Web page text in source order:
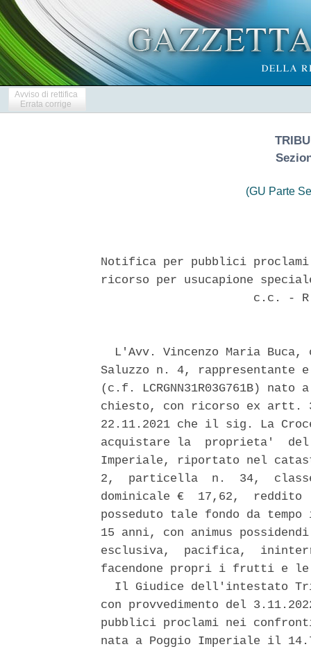
Avviso di rettifica
Errata corrige
(GU Parte
Notifica per pubblici
ricorso per usucapione
c.c. -
L'Avv. Vincenzo Maria Buca,
Saluzzo n. 4, rappresentante
(c.f. LCRGNN31R03G761B)
chiesto, con ricorso ex artt.
22.11.2021 che il sig. La
acquistare la  proprieta'
Imperiale, riportato nel
2,  particella  n.  34,
dominicale €  17,62,
posseduto tale fondo da tempo
15 anni, con animus
esclusiva,  pacifica,
facendone propri i frutti e
Il Giudice dell'intestato
con provvedimento del
pubblici proclami nei
nata a Poggio Imperiale il